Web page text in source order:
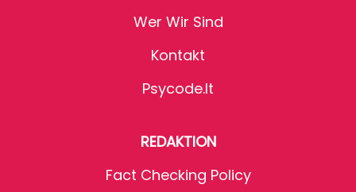
Wer Wir Sind
Kontakt
Psycode.it
REDAKTION
Fact Checking Policy